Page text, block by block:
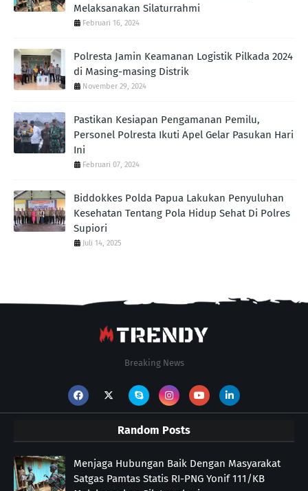
Melaksanakan Silaturrahmi
Februari 16, 2024
Polresta Jamin Keamanan Logistik Pilkada 2024
di Masing-masing Distrik
November 29, 2024
Pastikan Kesiapan Pengamanan Pemilu,
Personel Polresta Ikuti Apel Gelar Pasukan Hari
Ini
Februari 07, 2024
Biddokkes Polda Papua Lakukan Penyuluhan
Kesehatan Tentang Pola Hidup Sehat Di Polres
Supiori
Juli 14, 2025
Breaking News
Random Posts
Menjaga Hubungan Baik Dengan Masyarakat
Satgas Pamtas Statis RI-PNG Yonif 111/KB